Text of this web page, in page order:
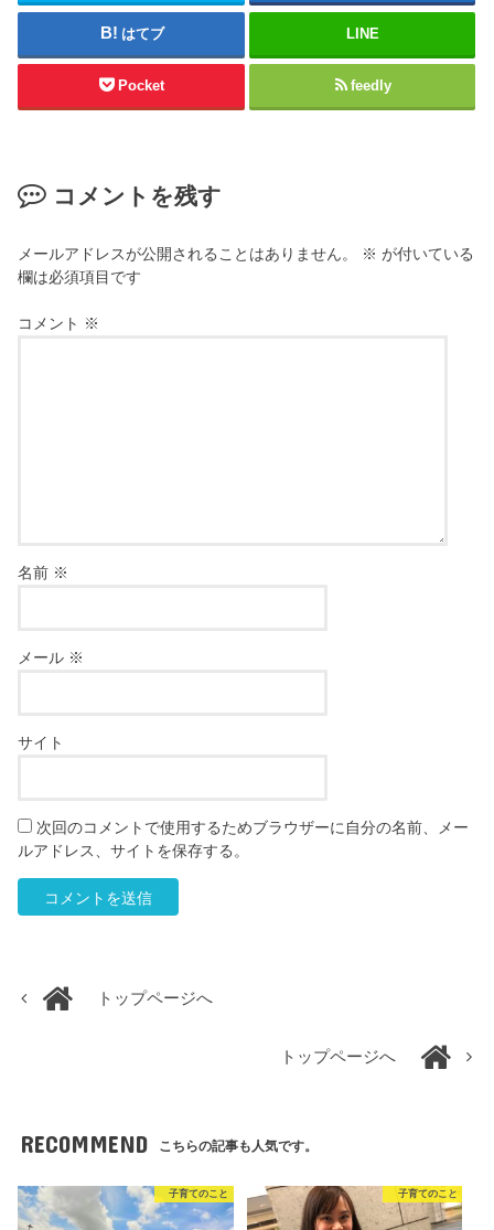
はてブ LINE
Pocket feedly
コメントを残す
メールアドレスが公開されることはありません。 ※ が付いている
欄は必須項目です
コメント ※
名前 ※
メール ※
サイト
次回のコメントで使用するためブラウザーに自分の名前、メー
ルアドレス、サイトを保存する。
トップページへ
トップページへ
RECOMMEND こちらの記事も人気です。
子育てのこと 子育てのこと